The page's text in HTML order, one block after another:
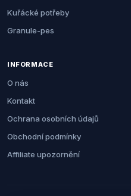
Kuřácké potřeby
Granule-pes
INFORMACE
O nás
Kontakt
Ochrana osobních údajů
Obchodní podmínky
Affiliate upozornění